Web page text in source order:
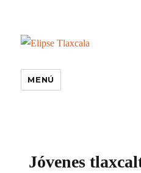
MENÚ
Jóvenes